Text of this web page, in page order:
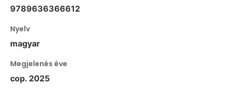
9789636366612
Nyelv
magyar
Megjelenés éve
cop. 2025